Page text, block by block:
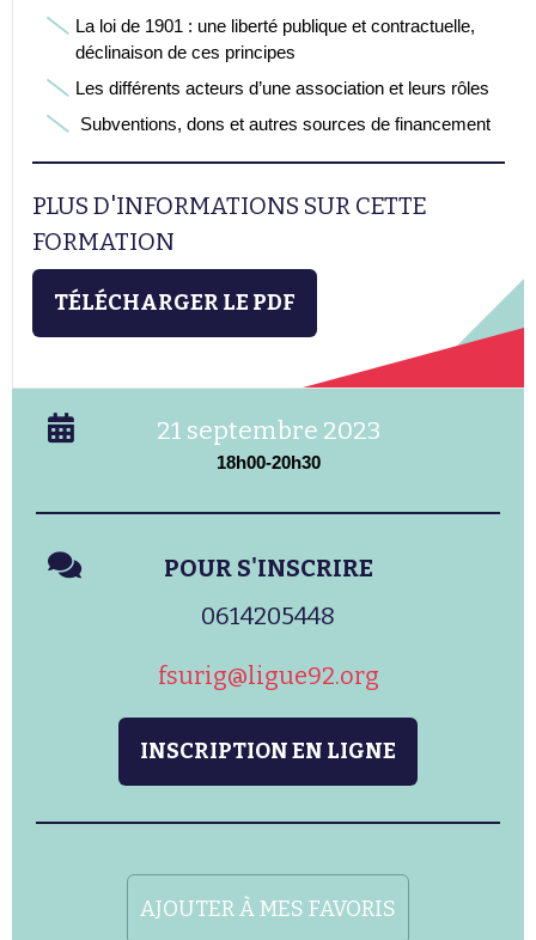
La loi de 1901 : une liberté publique et contractuelle,
déclinaison de ces principes
Les différents acteurs d’une association et leurs rôles
Subventions, dons et autres sources de financement
PLUS D'INFORMATIONS SUR CETTE
FORMATION
TÉLÉCHARGER LE PDF
21 septembre 2023
18h00-20h30
POUR S'INSCRIRE
0614205448
fsurig@ligue92.org
INSCRIPTION EN LIGNE
AJOUTER À MES FAVORIS